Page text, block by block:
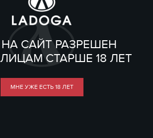
САЙТ РАЗРЕШЕН
СТАРШЕ 18 ЛЕТ
МНЕ УЖЕ ЕСТЬ 18 ЛЕТ